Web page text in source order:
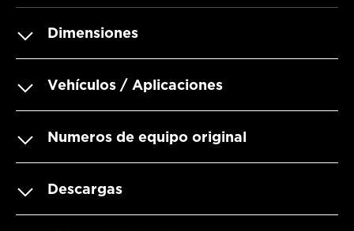
Dimensiones
Vehículos / Aplicaciones
Numeros de equipo original
Descargas